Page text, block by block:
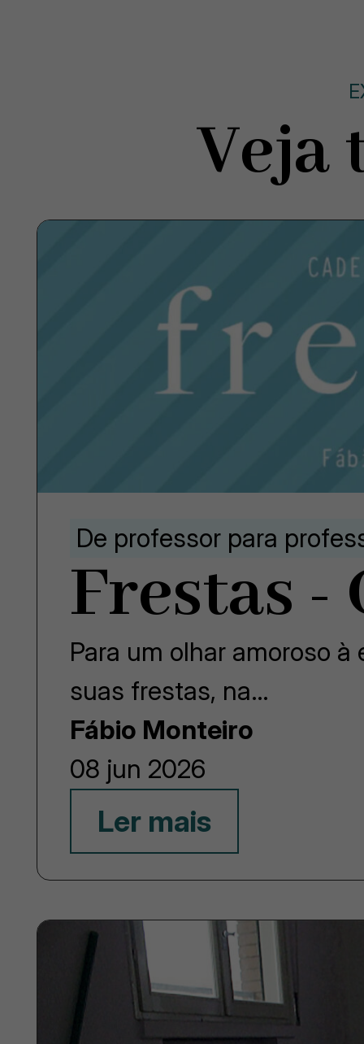
Veja
De professor para
Frestas -
Para um olhar amoroso
suas frestas, na…
Fábio Monteiro
08 jun 2026
Ler mais